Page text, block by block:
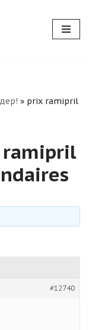
» prix ramipril
#12740